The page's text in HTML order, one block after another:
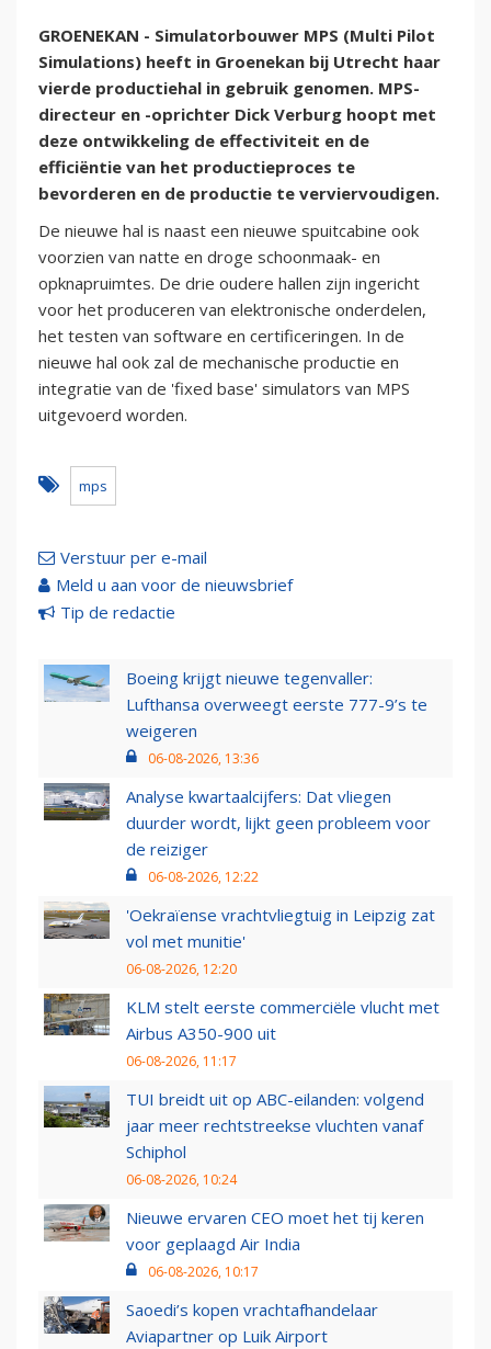
GROENEKAN - Simulatorbouwer MPS (Multi Pilot
Simulations) heeft in Groenekan bij Utrecht haar
vierde productiehal in gebruik genomen. MPS-
directeur en -oprichter Dick Verburg hoopt met
deze ontwikkeling de effectiviteit en de
efficiëntie van het productieproces te
bevorderen en de productie te verviervoudigen.
De nieuwe hal is naast een nieuwe spuitcabine ook
voorzien van natte en droge schoonmaak- en
opknapruimtes. De drie oudere hallen zijn ingericht
voor het produceren van elektronische onderdelen,
het testen van software en certificeringen. In de
nieuwe hal ook zal de mechanische productie en
integratie van de 'fixed base' simulators van MPS
uitgevoerd worden.
mps
Verstuur per e-mail
Meld u aan voor de nieuwsbrief
Tip de redactie
Boeing krijgt nieuwe tegenvaller:
Lufthansa overweegt eerste 777-9’s te
weigeren
06-08-2026, 13:36
Analyse kwartaalcijfers: Dat vliegen
duurder wordt, lijkt geen probleem voor
de reiziger
06-08-2026, 12:22
'Oekraïense vrachtvliegtuig in Leipzig zat
vol met munitie'
06-08-2026, 12:20
KLM stelt eerste commerciële vlucht met
Airbus A350-900 uit
06-08-2026, 11:17
TUI breidt uit op ABC-eilanden: volgend
jaar meer rechtstreekse vluchten vanaf
Schiphol
06-08-2026, 10:24
Nieuwe ervaren CEO moet het tij keren
voor geplaagd Air India
06-08-2026, 10:17
Saoedi’s kopen vrachtafhandelaar
Aviapartner op Luik Airport